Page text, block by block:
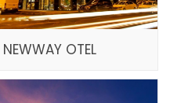
NEWWAY OTEL